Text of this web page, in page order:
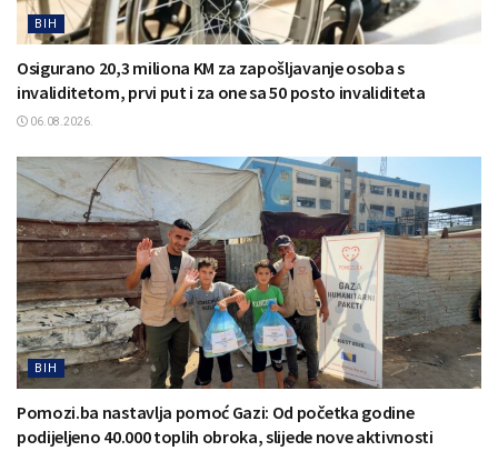
BIH
Osigurano 20,3 miliona KM za zapošljavanje osoba s
invaliditetom, prvi put i za one sa 50 posto invaliditeta
06.08.2026.
BIH
Pomozi.ba nastavlja pomoć Gazi: Od početka godine
podijeljeno 40.000 toplih obroka, slijede nove aktivnosti